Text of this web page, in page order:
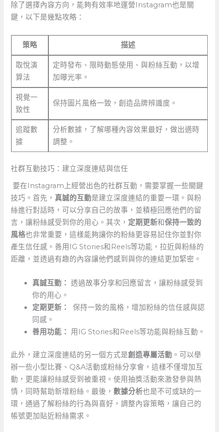
除了選擇內容方向，能夠有效率地運營Instagram也是關
鍵，以下是幾點攻略：
策略 描述
取悅演
算法
定時發布、限時動態使用、與粉絲互動，以增
加曝光率。
視覺一
致性
保持圖片風格一致，創造品牌辨識度。
追蹤數
據
分析數據，了解哪種內容效果最好，做出適時
調整。
社群互動技巧：建立深度連結與信任
⁢ ⁢要在Instagram上經營出色的社群互動，需要掌握一些關鍵
技巧。首先， 真誠的互動是建立深度連結的重要一環。與粉
絲進行對話時，可以分享自己的故事，並積極回應他們的留
言，讓粉絲感受到你的用心。其次， 定期更新和保持一致的
風格也非常重要，這樣能夠讓你的粉絲更容易記住你並對你
產生信任感。善用IG ‍Stories和Reels等功能，拉近與粉絲的
距離，並透過有趣的內容讓他們感到與你的連結更加緊密。
真誠互動： 透過故事分享和回應留言，讓粉絲感受到
你的用心。
定期更新：
⁤ 保持一致的風格，增加粉絲的信任感與認
同感。
善用功能：
⁤用IG Stories和Reels等功能與粉絲互動。
​此外，建立深度連結的另一個方式是創造專屬活動 。可以舉
辦一些小型比賽、Q&A活動或粉絲分享會，這樣不僅增加互
動，更能讓粉絲感受到被重視。使用抽獎活動來激發參與熱
情，同時幫助新增粉絲。最後，數據分析也是不可或缺的一
環，通過了解粉絲的行為與喜好，調整內容策略，讓自己的
帳號更加貼近粉絲需求。